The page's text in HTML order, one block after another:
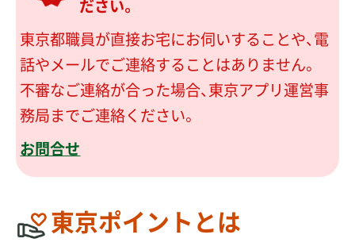
ださい。
東京都職員が直接お宅にお伺いすることや、電
話やメールでご連絡することはありません。
不審なご連絡が合った場合、東京アプリ運営事
務局までご連絡ください。
お問合せ
東京ポイントとは